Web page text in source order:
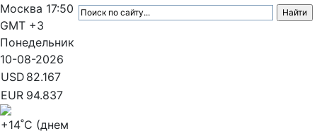
Москва 17:50
GMT +3
Понедельник
10-08-2026
USD 82.167
EUR 94.837
+14˚C (днем